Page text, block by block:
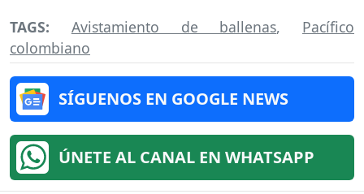
TAGS: Avistamiento de ballenas, Pacífico
colombiano
SÍGUENOS EN GOOGLE NEWS
ÚNETE AL CANAL EN WHATSAPP